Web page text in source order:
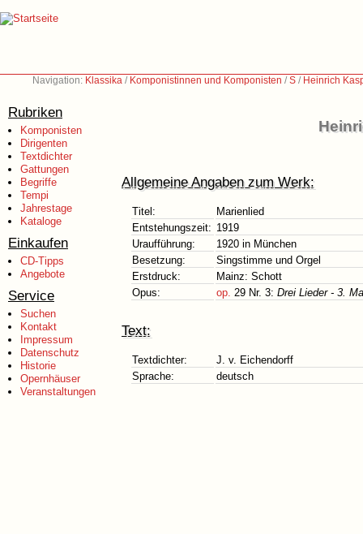
Navigation: Klassika / Komponistinnen und Komponisten /S / Heinrich
Rubriken
Komponisten
Dirigenten
Textdichter
Gattungen
Begriffe
Tempi
Jahrestage
Kataloge
Einkaufen
CD-Tipps
Angebote
Service
Suchen
Kontakt
Impressum
Datenschutz
Historie
Opernhäuser
Veranstaltungen
Allgemeine Angaben zum Werk:
Titel:
Marienlied
Entstehungszeit: 1919
Uraufführung:
1920 in München
Besetzung:
Singstimme und Orgel
Erstdruck:
Mainz: Schott
Opus:
op. 29 Nr. 3: Drei Lieder - 3.
Text:
Textdichter:
J. v. Eichendorff
Sprache:
deutsch